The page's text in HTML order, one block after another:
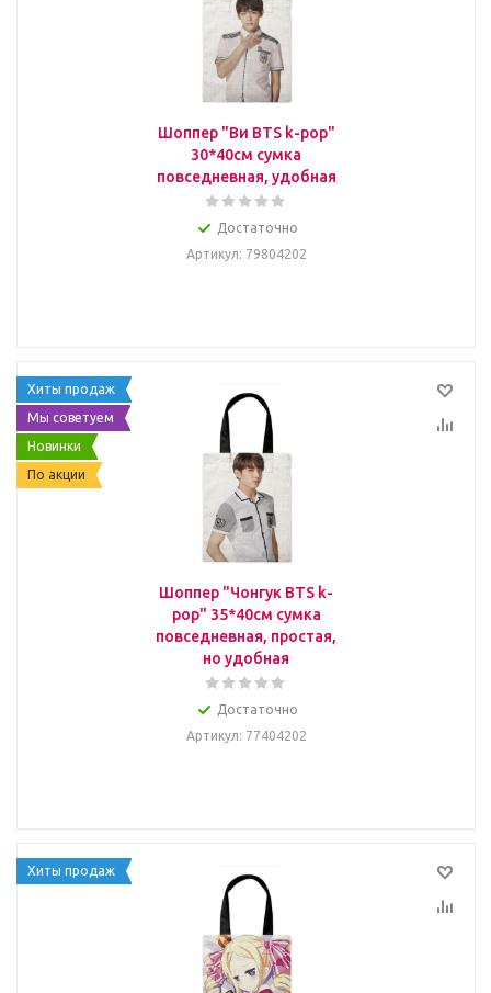
Шоппер "Ви BTS k-pop"
30*40см сумка
повседневная, удобная
Достаточно
Артикул: 79804202
Хиты продаж
Мы советуем
Новинки
По акции
Шоппер "Чонгук BTS k-
pop" 35*40см сумка
повседневная, простая,
но удобная
Достаточно
Артикул: 77404202
Хиты продаж